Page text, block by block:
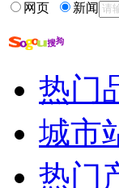
丰田氢燃料
上海车展国产
一汽丰田十月
广州丰田4s店
无锡10.1车展
网页 新闻
热门
城市
热门